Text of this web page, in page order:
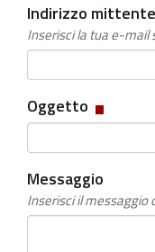
Indirizzo mittente
Inserisci la tua e-mail
Oggetto Campo
Messaggio
Inserisci il messaggio